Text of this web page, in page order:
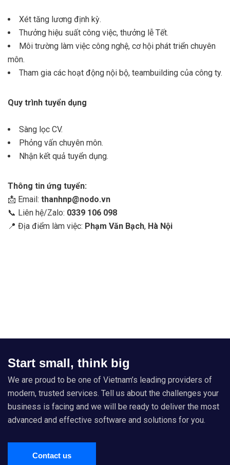
Xét tăng lương định kỳ.
Thưởng hiệu suất công việc, thưởng lễ Tết.
Môi trường làm việc công nghệ, cơ hội phát triển chuyên
môn.
Tham gia các hoạt động nội bộ, teambuilding của công ty.
Quy trình tuyển dụng
Sàng lọc CV.
Phỏng vấn chuyên môn.
Nhận kết quả tuyển dụng.
Thông tin ứng tuyển:
📩 Email: thanhnp@nodo.vn
📞 Liên hệ/Zalo: 0339 106 098
📍 Địa điểm làm việc: Phạm Văn Bạch, Hà Nội
Start small, think big
We are proud to be one of Vietnam’s leading providers of
modern, trusted services. Tell us about the challenges your
business is facing and we will be ready to deliver the most
advanced and effective software and solutions for you.
Contact us